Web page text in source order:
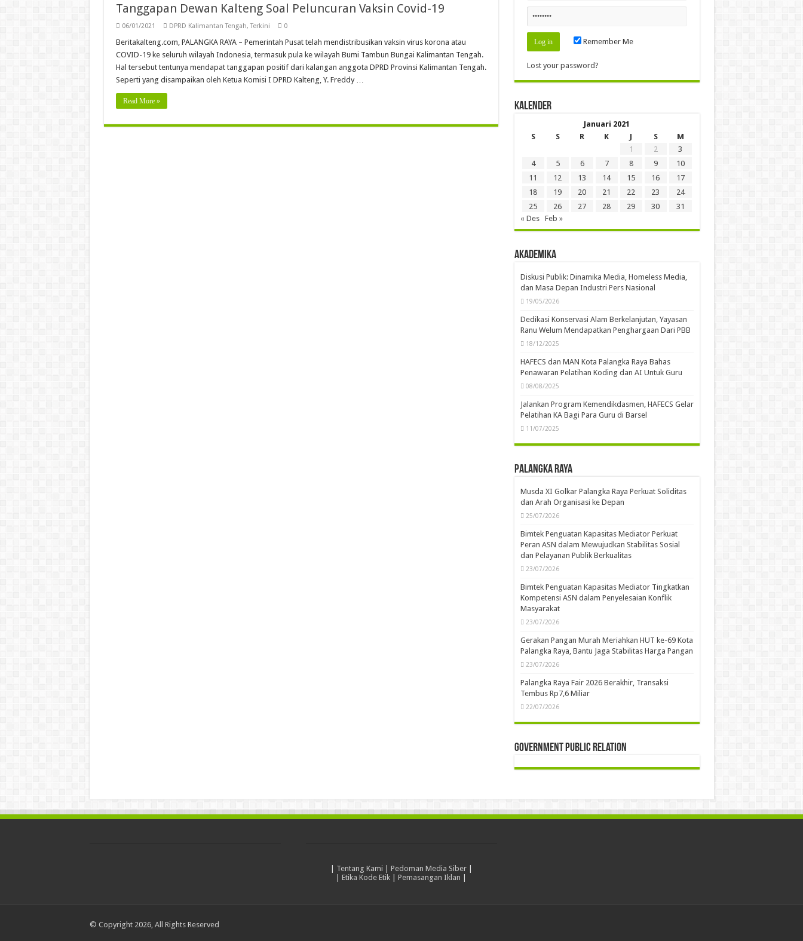
Tanggapan Dewan Kalteng Soal Peluncuran Vaksin Covid-19
06/01/2021 DPRD Kalimantan Tengah,Terkini 0
Beritakalteng.com, PALANGKA RAYA – Pemerintah Pusat telah mendistribusikan vaksin virus korona atau
COVID-19 ke seluruh wilayah Indonesia, termasuk pula ke wilayah Bumi Tambun Bungai Kalimantan Tengah.
Hal tersebut tentunya mendapat tanggapan positif dari kalangan anggota DPRD Provinsi Kalimantan Tengah.
Seperti yang disampaikan oleh Ketua Komisi I DPRD Kalteng, Y. Freddy …
Read More »
Remember Me
Lost your password?
Kalender
Januari 2021
S
S R K J S
M
1
2
3
4
5 6 7 8 9
10
11
12 13 14 15 16
17
18
19 20 21 22 23
24
25
26 27 28 29 30
31
« Des
Feb »
Akademika
Diskusi Publik: Dinamika Media, Homeless Media,
dan Masa Depan Industri Pers Nasional
19/05/2026
Dedikasi Konservasi Alam Berkelanjutan, Yayasan
Ranu Welum Mendapatkan Penghargaan Dari PBB
18/12/2025
HAFECS dan MAN Kota Palangka Raya Bahas
Penawaran Pelatihan Koding dan AI Untuk Guru
08/08/2025
Jalankan Program Kemendikdasmen, HAFECS Gelar
Pelatihan KA Bagi Para Guru di Barsel
11/07/2025
Palangka Raya
Musda XI Golkar Palangka Raya Perkuat Soliditas
dan Arah Organisasi ke Depan
25/07/2026
Bimtek Penguatan Kapasitas Mediator Perkuat
Peran ASN dalam Mewujudkan Stabilitas Sosial
dan Pelayanan Publik Berkualitas
23/07/2026
Bimtek Penguatan Kapasitas Mediator Tingkatkan
Kompetensi ASN dalam Penyelesaian Konflik
Masyarakat
23/07/2026
Gerakan Pangan Murah Meriahkan HUT ke-69 Kota
Palangka Raya, Bantu Jaga Stabilitas Harga Pangan
23/07/2026
Palangka Raya Fair 2026 Berakhir, Transaksi
Tembus Rp7,6 Miliar
22/07/2026
Government Public Relation
| Tentang Kami | Pedoman Media Siber|
|Etika Kode Etik |Pemasangan Iklan |
© Copyright 2026, All Rights Reserved